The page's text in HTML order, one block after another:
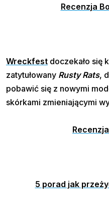
Recenzja
Wreckfest doczekało się
zatytułowany Rusty Rats,
pobawić się z nowymi
skórkami zmieniającymi
5 porad jak